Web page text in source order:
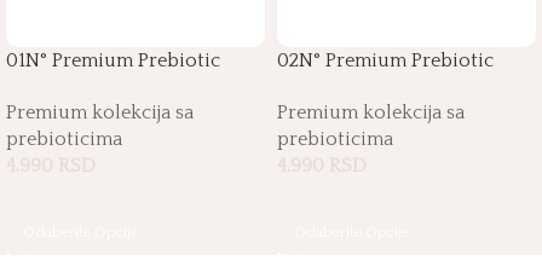
01N° Premium Prebiotic
Premium kolekcija sa
prebioticima
4.990 RSD
02N° Premium Prebiotic
Premium kolekcija sa
prebioticima
4.990 RSD